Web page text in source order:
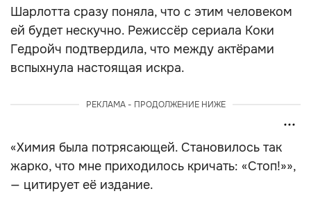
Шарлотта сразу поняла, что с этим человеком
ей будет нескучно. Режиссёр сериала Коки
Гедройч подтвердила, что между актёрами
вспыхнула настоящая искра.
РЕКЛАМА - ПРОДОЛЖЕНИЕ НИЖЕ
«Химия была потрясающей. Становилось так
жарко, что мне приходилось кричать: «Стоп!»»,
— цитирует её издание.